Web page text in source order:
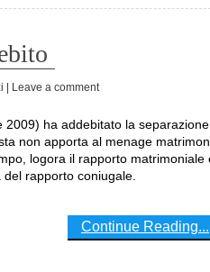
| Leave a comment
non apporta al menage
logora il rapporto matrimoniale
rapporto coniugale.
Continue Reading...